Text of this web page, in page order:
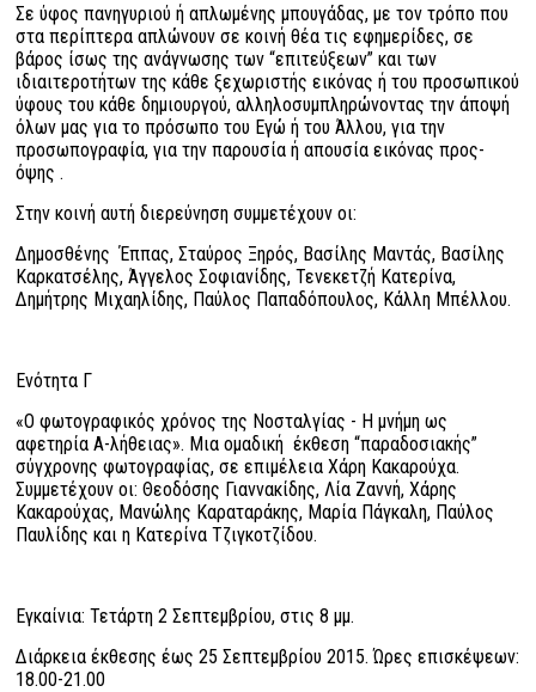
Σε ύφος πανηγυριού ή απλωμένης μπουγάδας, με τον τρόπο που
στα περίπτερα απλώνουν σε κοινή θέα τις εφημερίδες, σε
βάρος ίσως της ανάγνωσης των “επιτεύξεων” και των
ιδιαιτεροτήτων της κάθε ξεχωριστής εικόνας ή του προσωπικού
ύφους του κάθε δημιουργού, αλληλοσυμπληρώνοντας την άποψή
όλων μας για το πρόσωπο του Εγώ ή του Άλλου, για την
προσωπογραφία, για την παρουσία ή απουσία εικόνας προς-
όψης .
Στην κοινή αυτή διερεύνηση συμμετέχουν οι:
Δημοσθένης Έππας, Σταύρος Ξηρός, Βασίλης Μαντάς, Βασίλης
Καρκατσέλης, Άγγελος Σοφιανίδης, Τενεκετζή Κατερίνα,
Δημήτρης Μιχαηλίδης, Παύλος Παπαδόπουλος, Κάλλη Μπέλλου.
Ενότητα Γ
«Ο φωτογραφικός χρόνος της Νοσταλγίας - Η μνήμη ως
αφετηρία Α-λήθειας». Μια ομαδική έκθεση “παραδοσιακής”
σύγχρονης φωτογραφίας, σε επιμέλεια Χάρη Κακαρούχα.
Συμμετέχουν οι: Θεοδόσης Γιαννακίδης, Λία Ζαννή, Χάρης
Κακαρούχας, Μανώλης Καραταράκης, Μαρία Πάγκαλη, Παύλος
Παυλίδης και η Κατερίνα Τζιγκοτζίδου.
Εγκαίνια: Τετάρτη 2 Σεπτεμβρίου, στις 8 μμ.
Διάρκεια έκθεσης έως 25 Σεπτεμβρίου 2015. Ώρες επισκέψεων:
18.00-21.00